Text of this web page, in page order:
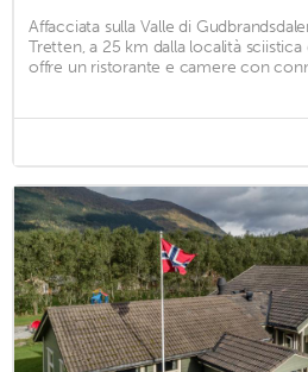
Affacciata sulla Valle di
Tretten, a 25 km dalla località
offre un ristorante e camere con